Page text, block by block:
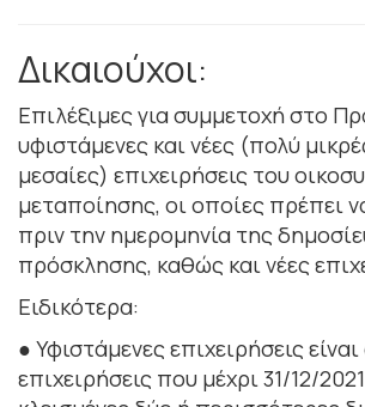
Δικαιούχοι:
Επιλέξιμες για συμμετοχή στο
υφιστάμενες και νέες (πολύ
μεσαίες) επιχειρήσεις του
μεταποίησης, οι οποίες πρέπει
πριν την ημερομηνία της
πρόσκλησης, καθώς και νέες
Ειδικότερα:
● Υφιστάμενες επιχειρήσεις είναι
επιχειρήσεις που μέχρι 31/12/